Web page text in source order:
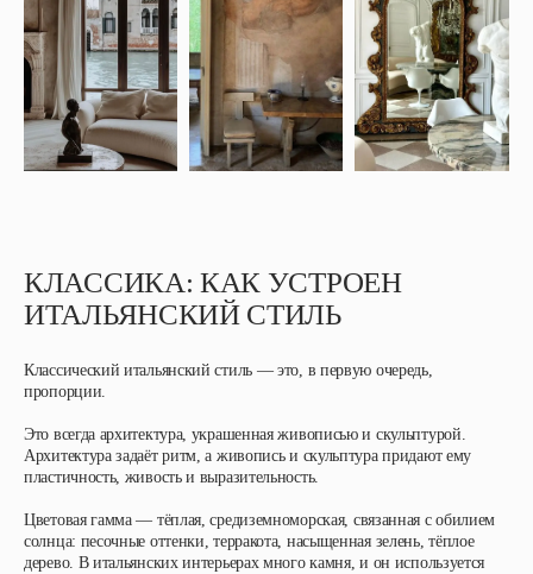
КЛАССИКА: КАК УСТРОЕН
ИТАЛЬЯНСКИЙ СТИЛЬ
Классический итальянский стиль — это, в первую очередь,
пропорции.
Это всегда архитектура, украшенная живописью и скульптурой.
Архитектура задаёт ритм, а живопись и скульптура придают ему
пластичность, живость и выразительность.
Цветовая гамма — тёплая, средиземноморская, связанная с обилием
солнца: песочные оттенки, терракота, насыщенная зелень, тёплое
дерево. В итальянских интерьерах много камня, и он используется